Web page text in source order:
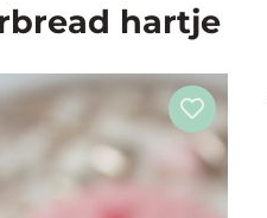
hartje